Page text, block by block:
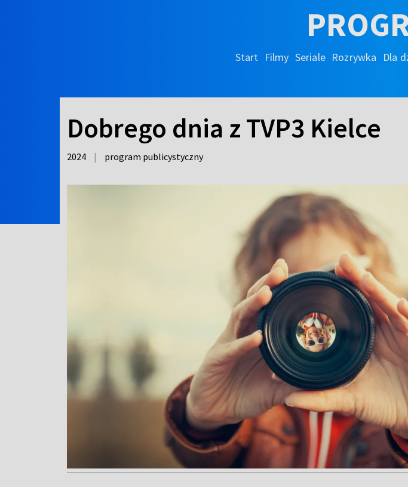
Start Filmy Seriale Rozrywka Dla
Dobrego dnia z TVP3 Kielce
2024 | program publicystyczny